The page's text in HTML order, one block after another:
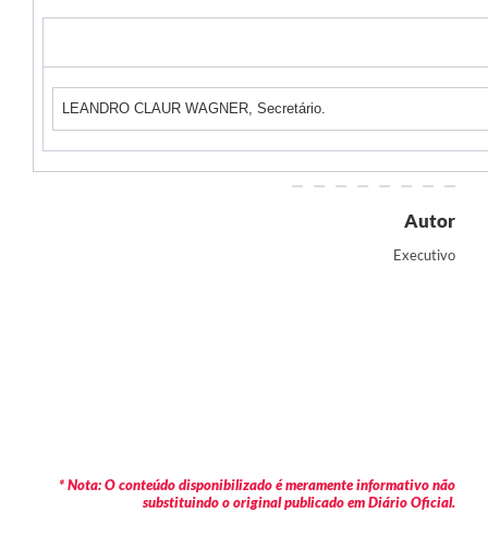
LEANDRO CLAUR WAGNER, Secretário.
Autor
Executivo
* Nota: O conteúdo disponibilizado é meramente informativo não
substituindo o original publicado em Diário Oficial.